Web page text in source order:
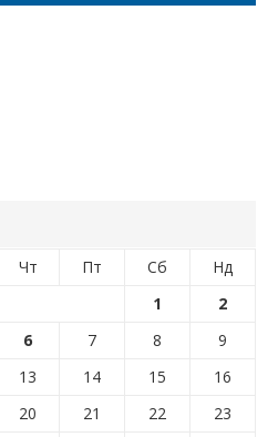
Чт Пт Сб
Нд
1
2
6 7 8
9
13 14 15
16
20 21 22
23